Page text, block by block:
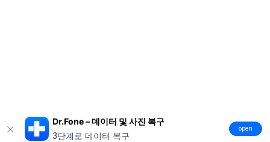
Dr.Fone – 데이터 및 사진 복구
3단계로 데이터 복구
open